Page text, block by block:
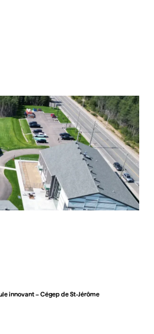
innovant – Cégep de St-Jérôme